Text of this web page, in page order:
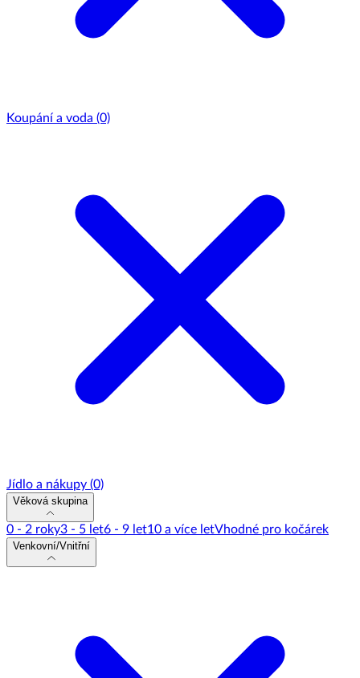
Koupání a voda (0)
Jídlo a nákupy (0)
Věková skupina
0 - 2 roky3 - 5 let6 - 9 let10 a více letVhodné pro kočárek
Venkovní/Vnitřní